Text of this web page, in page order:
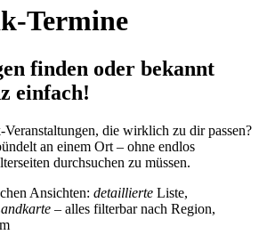
Termine
finden oder bekannt
einfach!
die wirklich zu dir passen?
an einem Ort – ohne endlos
durchsuchen zu müssen.
Ansichten: detaillierte Liste,
– alles filterbar nach Region,